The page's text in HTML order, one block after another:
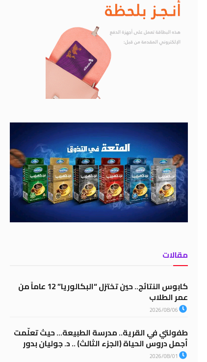
مقالات
كابوس النتائج.. حين تختزل “البكالوريا” 12 عاماً من
عمر الطلاب
2026/08/06
طفولتي في القرية.. مدرسة الطبيعة… حيث تعلّمت
أجمل دروس الحياة (الجزء الثالث) .. د. جوليان بدور
2026/08/01